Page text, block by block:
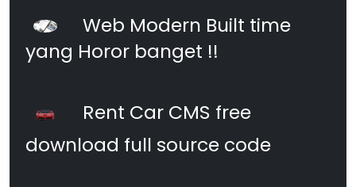
Web Modern Built time
yang Horor banget !!
Rent Car CMS free
download full source code